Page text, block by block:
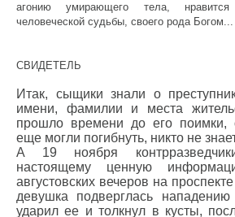
агонию умирающего тела,
человеческой судьбы, своего рода Богом...
СВИДЕТЕЛЬ
Итак, сыщики знали о
имени, фамилии и места
прошло времени до его поимки,
еще могли погибнуть, никто не
А 19 ноября
настоящему ценную
августовских вечеров на
девушка подверглась нападению
ударил ее и толкнул в кусты,